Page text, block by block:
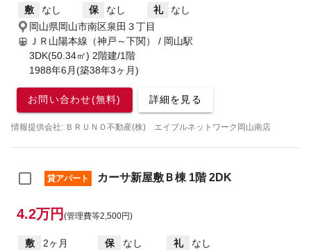
敷 なし 保 なし 礼
なし
岡山県岡山市南区泉田３丁目
ＪＲ山陽本線（神戸～下関） / 岡山駅
3DK(50.34㎡) 2階建/1階
1988年6月(築38年3ヶ月)
お問い合わせ(無料) 詳細を見る
情報提供会社: ＢＲＵＮＯ不動産(株) エイブルネットワーク岡山南店
貸アパート カーサ新屋敷Ｂ棟 1階 2DK
4.2万円 (管理費等2,500円)
敷 2ヶ月 保 なし 礼
なし